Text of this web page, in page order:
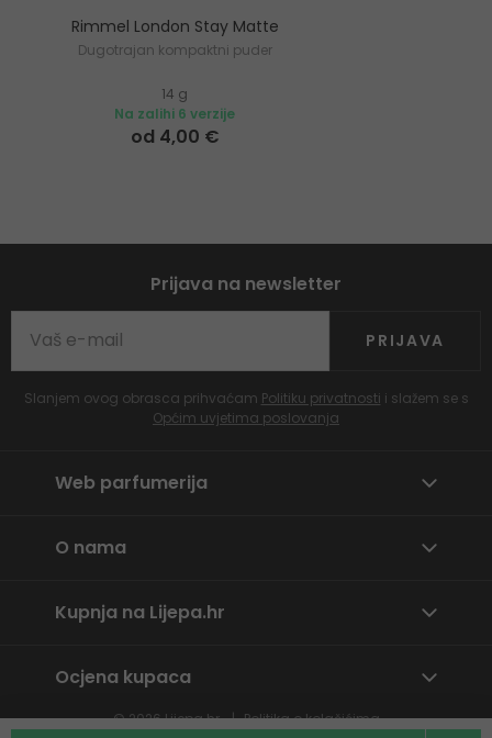
Rimmel London Stay Matte
Dugotrajan kompaktni puder
14 g
Na zalihi 6 verzije
od 4,00 €
Prijava na newsletter
PRIJAVA
Slanjem ovog obrasca prihvaćam Politiku privatnosti i slažem se s
Općim uvjetima poslovanja
Web parfumerija
O nama
Kupnja na Lijepa.hr
Ocjena kupaca
© 2026Lijepa.hr
Politika o kolačićima